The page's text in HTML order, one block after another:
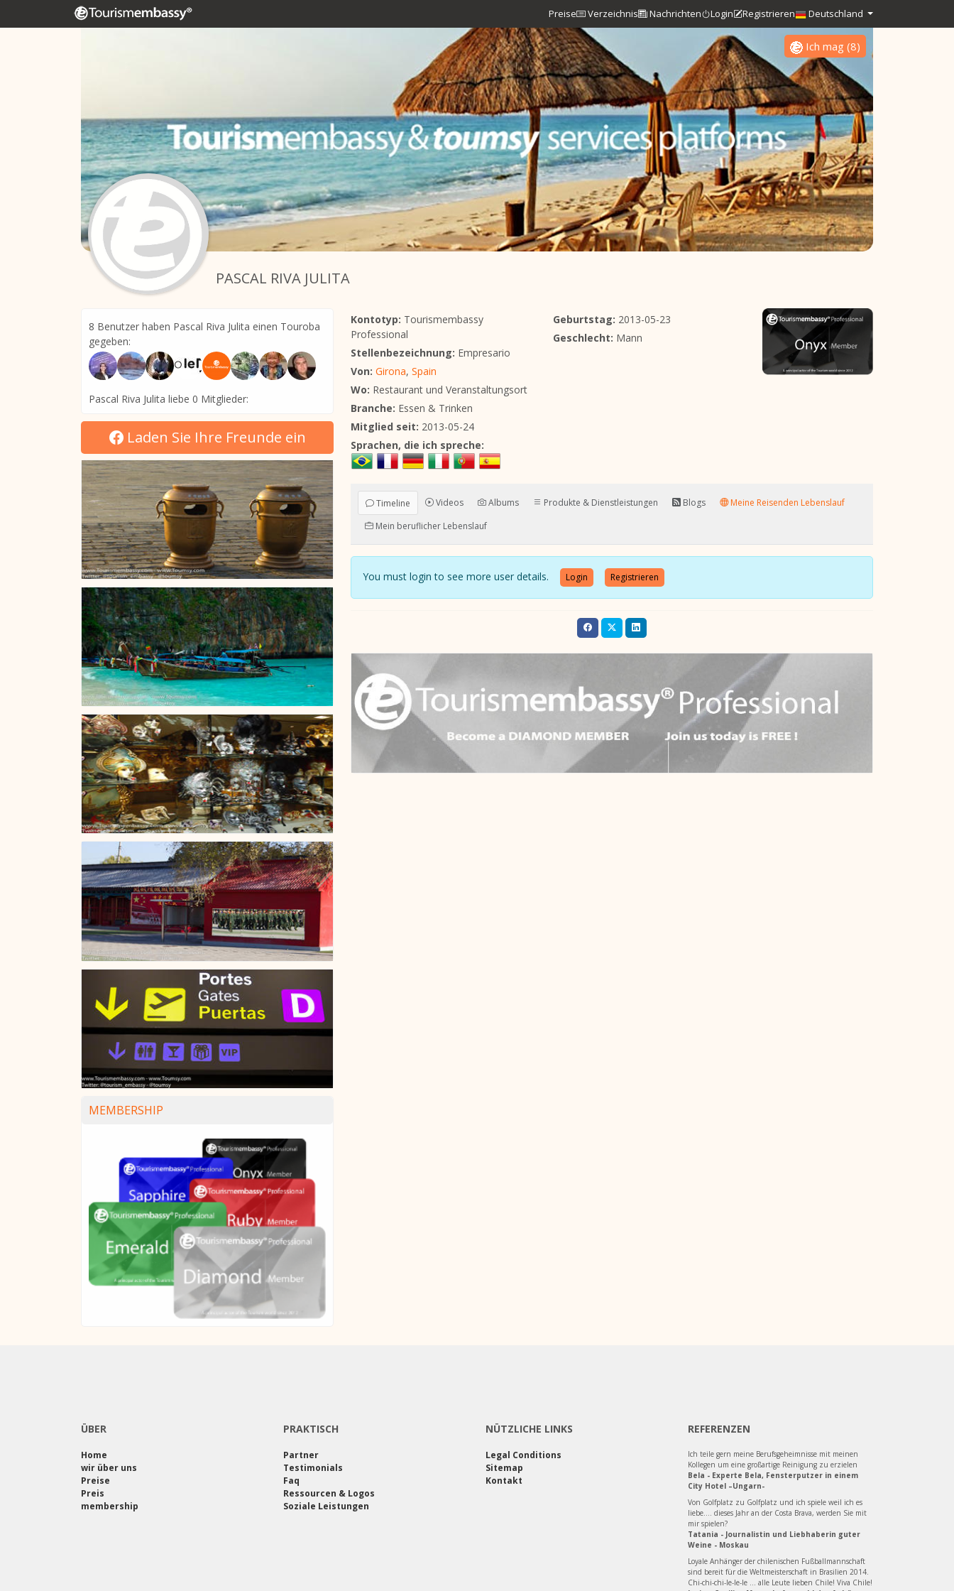
Preise Verzeichnis Nachrichten Login Registrieren Deutschland
PASCAL RIVA JULITA
Ich mag (8)
8 Benutzer haben Pascal Riva Julita einen Touroba
gegeben:
Pascal Riva Julita liebe 0 Mitglieder:
Laden Sie Ihre Freunde ein
MEMBERSHIP
Kontotyp: Tourismembassy
Professional
Stellenbezeichnung: Empresario
Von: Girona, Spain
Wo: Restaurant und Veranstaltungsort
Branche: Essen & Trinken
Mitglied seit: 2013-05-24
Geburtstag: 2013-05-23
Geschlecht: Mann
Sprachen, die ich spreche:
Timeline Videos Albums Produkte & Dienstleistungen Blogs
Meine Reisenden Lebenslauf
Mein beruflicher Lebenslauf
You must login to see more user details. Login Registrieren
ÜBER
Home
wir über uns
Preise
Preis
membership
PRAKTISCH
Partner
Testimonials
Faq
Ressourcen & Logos
Soziale Leistungen
NÜTZLICHE LINKS
Legal Conditions
Sitemap
Kontakt
REFERENZEN
Ich teile gern meine Berufsgeheimnisse mit meinen
Kollegen um eine großartige Reinigung zu erzielen
Bela - Experte Bela, Fensterputzer in einem
City Hotel –Ungarn-
Von Golfplatz zu Golfplatz und ich spiele weil ich es
liebe.... dieses Jahr an der Costa Brava, werden Sie mit
mir spielen?
Tatania - Journalistin und Liebhaberin guter
Weine - Moskau
Loyale Anhänger der chilenischen Fußballmannschaft
sind bereit für die Weltmeisterschaft in Brasilien 2014.
Chi-chi-chi-le-le-le ... alle Leute lieben Chile! Viva Chile!